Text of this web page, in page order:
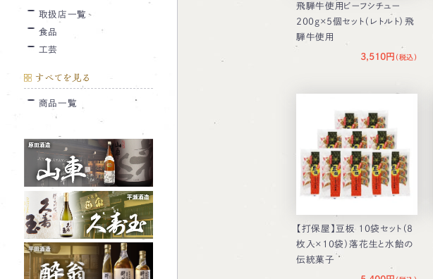
飛騨牛使用ビーフシチュー
200g×5個セット（レトルト）飛
騨牛使用
3,510円
【打保屋】豆板 10袋セット（8
枚入×10袋）落花生と水飴の
伝統菓子
取扱店一覧
食品
工芸
すべてを見る
商品一覧